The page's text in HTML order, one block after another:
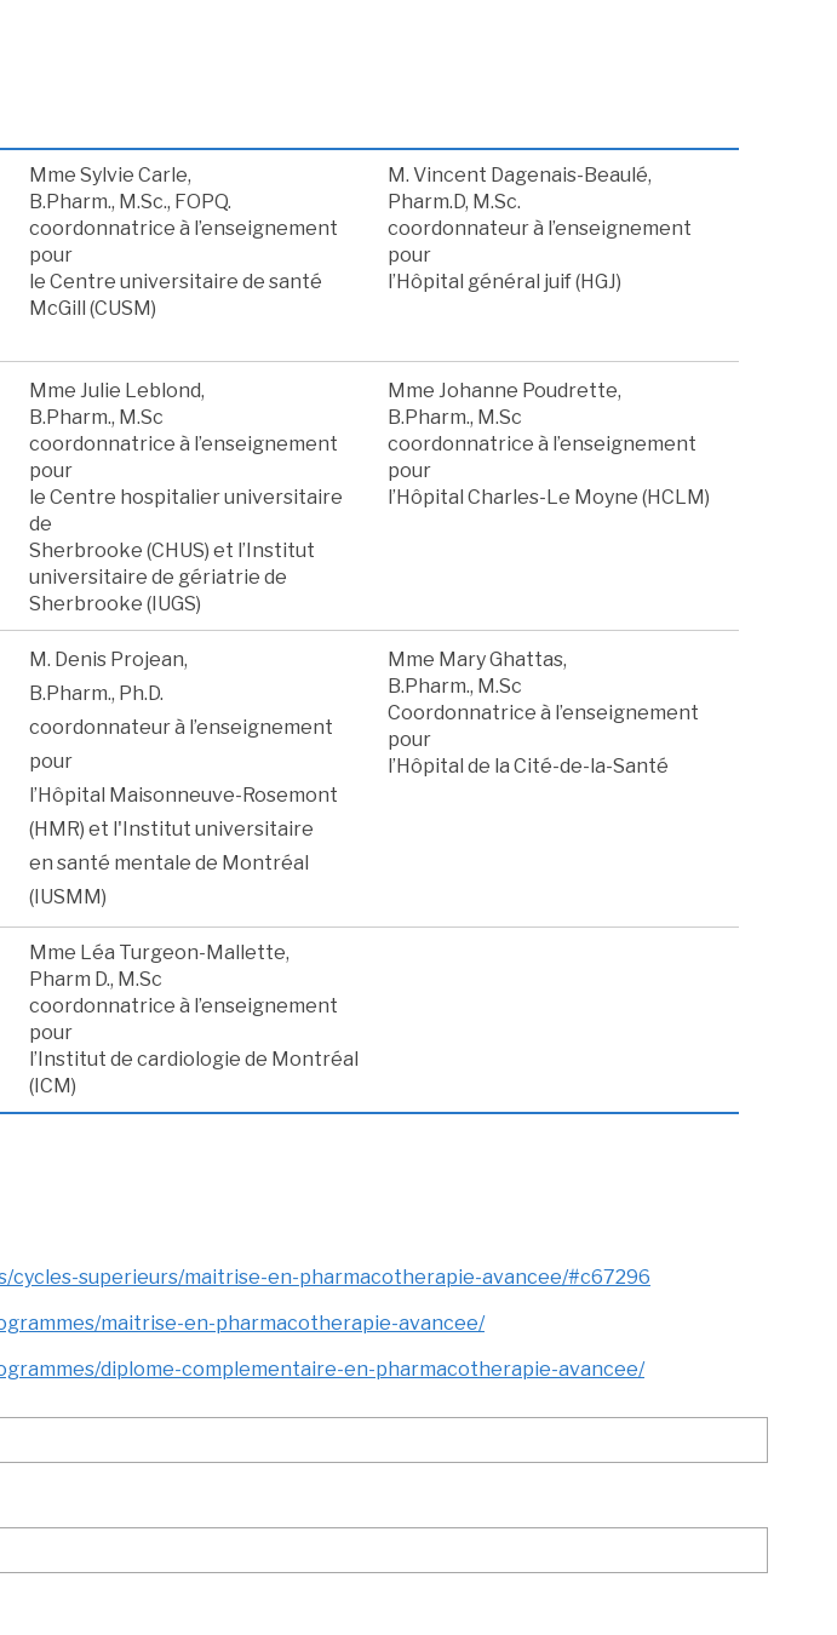
Mme Sylvie Carle,
B.Pharm., M.Sc., FOPQ.
coordonnatrice à l’enseignement
pour
le Centre universitaire de santé
McGill (CUSM)
M. Vincent Dagenais-Beaulé,
Pharm.D, M.Sc.
coordonnateur à l’enseignement
pour
l’Hôpital général juif (HGJ)
Mme Julie Leblond,
B.Pharm., M.Sc
coordonnatrice à l’enseignement
pour
le Centre hospitalier universitaire
de
Sherbrooke (CHUS) et l’Institut
universitaire de gériatrie de
Sherbrooke (IUGS)
Mme Johanne Poudrette,
B.Pharm., M.Sc
coordonnatrice à l’enseignement
pour
l’Hôpital Charles-Le Moyne (HCLM)
M. Denis Projean,
B.Pharm., Ph.D.
coordonnateur à l’enseignement
pour
l’Hôpital Maisonneuve-Rosemont
(HMR) et l'Institut universitaire
en santé mentale de Montréal
(IUSMM)
Mme Mary Ghattas,
B.Pharm., M.Sc
Coordonnatrice à l’enseignement
pour
l’Hôpital de la Cité-de-la-Santé
Mme Léa Turgeon-Mallette,
Pharm D., M.Sc
coordonnatrice à l’enseignement
pour
l’Institut de cardiologie de Montréal
(ICM)
cycles-superieurs/maitrise-en-pharmacotherapie-avancee/#c67296
maitrise-en-pharmacotherapie-avancee/
diplome-complementaire-en-pharmacotherapie-avancee/